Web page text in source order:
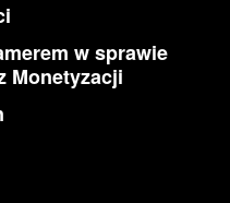
w sprawie
Monetyzacji